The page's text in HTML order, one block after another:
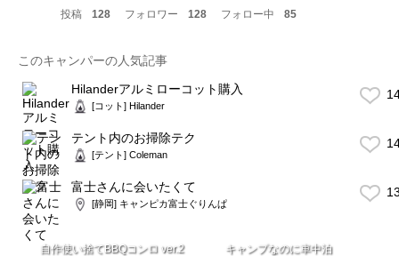
投稿
128 フォロワー 128 フォロー中 85
このキャンパーの人気記事
Hilanderアルミローコット購入
[コット] Hilander
テント内のお掃除テク
[テント] Coleman
富士さんに会いたくて
[静岡] キャンピカ富士ぐりんぱ
自作使い捨てBBQコンロ ver.2 キャンプなのに車中泊